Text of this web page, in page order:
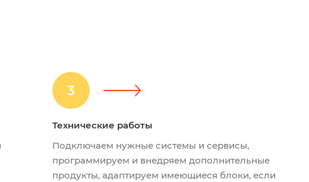
3
Технические работы
Подключаем нужные системы и сервисы,
программируем и внедряем дополнительные
продукты, адаптируем имеющиеся блоки, если